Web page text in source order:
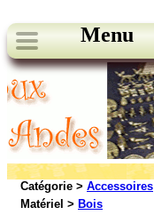
Menu
Catégorie > Accessoires
Matériel > Bois